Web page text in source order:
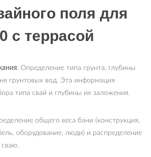
поля для
с террасой
: Определение типа грунта, глубины
грунтовых вод. Эта информация
типа свай и глубины их заложения.
общего веса бани (конструкция,
оборудование, люди) и распределение
сваю.